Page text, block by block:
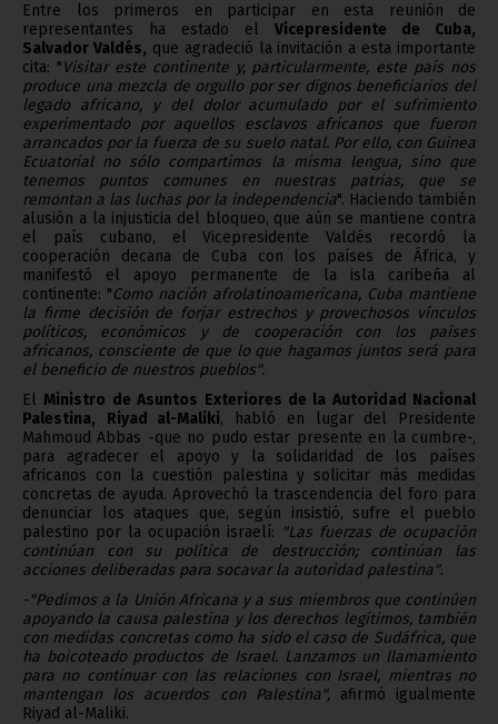
Entre los primeros en participar en esta reunión de
representantes ha estado el Vicepresidente de Cuba,
Salvador Valdés, que agradeció la invitación a esta importante
cita: " Visitar este continente y, particularmente, este país nos
produce una mezcla de orgullo por ser dignos beneficiarios del
legado africano, y del dolor acumulado por el sufrimiento
experimentado por aquellos esclavos africanos que fueron
arrancados por la fuerza de su suelo natal. Por ello, con Guinea
Ecuatorial no sólo compartimos la misma lengua, sino que
tenemos puntos comunes en nuestras patrias, que se
remontan a las luchas por la independencia". Haciendo también
alusión a la injusticia del bloqueo, que aún se mantiene contra
el país cubano, el Vicepresidente Valdés recordó la
cooperación decana de Cuba con los países de África, y
manifestó el apoyo permanente de la isla caribeña al
continente: "Como nación afrolatinoamericana, Cuba mantiene
la firme decisión de forjar estrechos y provechosos vínculos
políticos, económicos y de cooperación con los países
africanos, consciente de que lo que hagamos juntos será para
el beneficio de nuestros pueblos".
El Ministro de Asuntos Exteriores de la Autoridad Nacional
Palestina,
Riyad al-Maliki, habló en lugar del Presidente
Mahmoud Abbas -que no pudo estar presente en la cumbre-,
para agradecer el apoyo y la solidaridad de los países
africanos con la cuestión palestina y solicitar más medidas
concretas de ayuda. Aprovechó la trascendencia del foro para
denunciar los ataques que, según insistió, sufre el pueblo
palestino por la ocupación israelí: "Las fuerzas de ocupación
continúan con su política de destrucción; continúan las
acciones deliberadas para socavar la autoridad palestina".
-"Pedimos a la Unión Africana y a sus miembros que continúen
apoyando la causa palestina y los derechos legítimos, también
con medidas concretas como ha sido el caso de Sudáfrica, que
ha boicoteado productos de Israel. Lanzamos un llamamiento
para no continuar con las relaciones con Israel, mientras no
mantengan los acuerdos con Palestina", afirmó igualmente
Riyad al-Maliki.